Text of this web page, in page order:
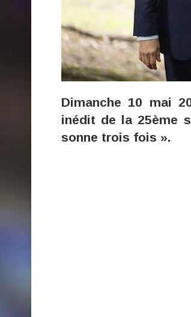
Dimanche 10 mai
inédit de la 25ème
sonne trois fois ».